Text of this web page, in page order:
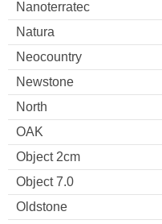
Nanoterratec
Natura
Neocountry
Newstone
North
OAK
Object 2cm
Object 7.0
Oldstone